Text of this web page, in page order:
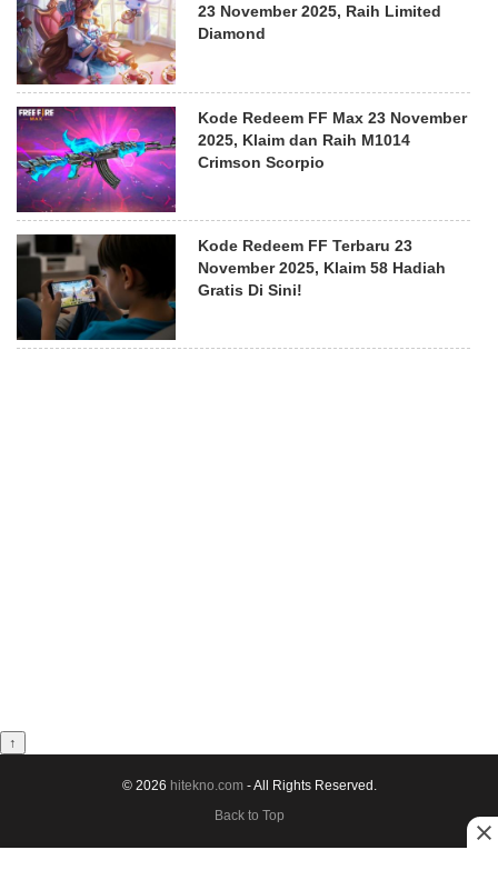
23 November 2025, Raih Limited
Diamond
Kode Redeem FF Max 23 November
2025, Klaim dan Raih M1014
Crimson Scorpio
Kode Redeem FF Terbaru 23
November 2025, Klaim 58 Hadiah
Gratis Di Sini!
↑
© 2026 hitekno.com- All Rights Reserved.
Back to Top